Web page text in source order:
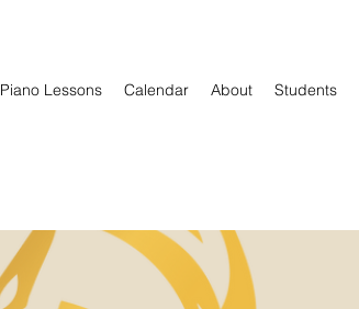
Piano Lessons Calendar About Students